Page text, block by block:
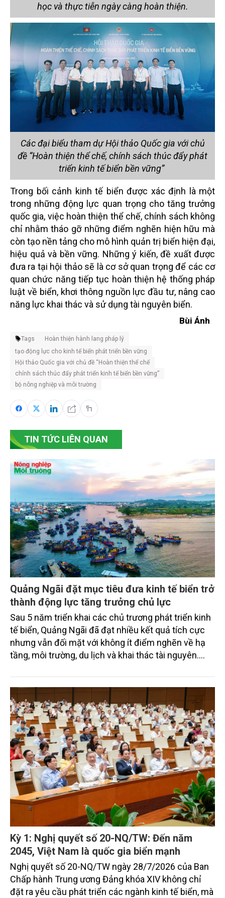
học và thực tiễn ngày càng hoàn thiện.
Các đại biểu tham dự Hội thảo Quốc gia với chủ
đề “Hoàn thiện thể chế, chính sách thúc đẩy phát
triển kinh tế biển bền vững”
Trong bối cảnh kinh tế biển được xác định là một
trong những động lực quan trọng cho tăng trưởng
quốc gia, việc hoàn thiện thể chế, chính sách không
chỉ nhằm tháo gỡ những điểm nghẽn hiện hữu mà
còn tạo nền tảng cho mô hình quản trị biển hiện đại,
hiệu quả và bền vững. Những ý kiến, đề xuất được
đưa ra tại hội thảo sẽ là cơ sở quan trọng để các cơ
quan chức năng tiếp tục hoàn thiện hệ thống pháp
luật về biển, khơi thông nguồn lực đầu tư, nâng cao
năng lực khai thác và sử dụng tài nguyên biển.
Bùi Ánh
Tags
Hoàn thiện hành lang pháp lý
tạo động lực cho kinh tế biển phát triển bền vững
Hội thảo Quốc gia với chủ đề “Hoàn thiện thể chế
chính sách thúc đẩy phát triển kinh tế biển bền vững”
bộ nông nghiệp và môi trường
TIN TỨC LIÊN QUAN
Quảng Ngãi đặt mục tiêu đưa kinh tế biển trở
thành động lực tăng trưởng chủ lực
Sau 5 năm triển khai các chủ trương phát triển kinh
tế biển, Quảng Ngãi đã đạt nhiều kết quả tích cực
nhưng vẫn đối mặt với không ít điểm nghẽn về hạ
tầng, môi trường, du lịch và khai thác tài nguyên.
đặt mục tiêu đưa kinh tế biển phát triển nhanh, bền
vững, trở thành động lực quan trọng thúc đẩy tăng
trưởng của tỉnh đến năm 2030, tầm nhìn đến năm
2045.
Kỳ 1: Nghị quyết số 20-NQ/TW: Đến năm
2045, Việt Nam là quốc gia biển mạnh
Nghị quyết số 20-NQ/TW ngày 28/7/2026 của Ban
Chấp hành Trung ương Đảng khóa XIV không chỉ
đặt ra yêu cầu phát triển các ngành kinh tế biển, mà